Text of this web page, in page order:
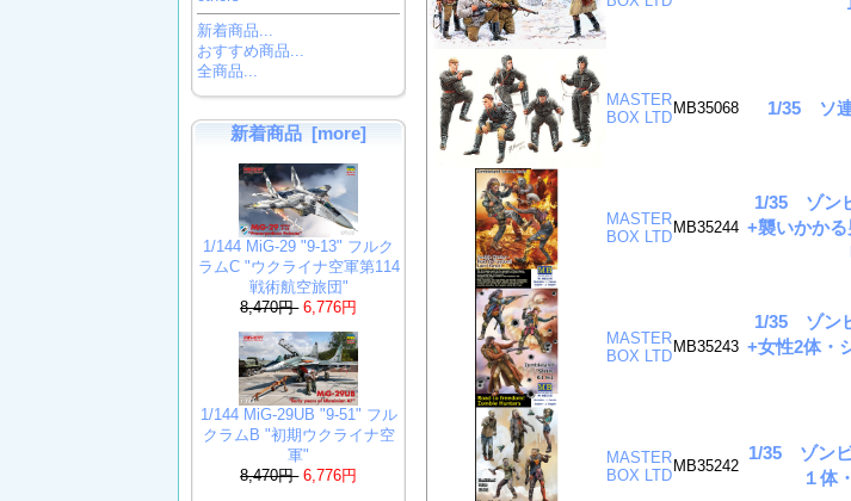
新着商品...
おすすめ商品...
全商品...
新着商品 [more]
1/144 MiG-29 "9-13" フルク
ラムC "ウクライナ空軍第114
戦術航空旅団"
8,470円 6,776円
1/144 MiG-29UB "9-51" フル
クラムB "初期ウクライナ空
軍"
8,470円 6,776円
MASTER
BOX LTD
MB35068 1/35 ソ
MASTER
BOX LTD
MB35244
1/35 ゾン
+襲いかか
MASTER
BOX LTD
MB35243
1/35 ゾン
+女性2体・
MASTER
BOX LTD
MB35242
1/35 ゾン
１体